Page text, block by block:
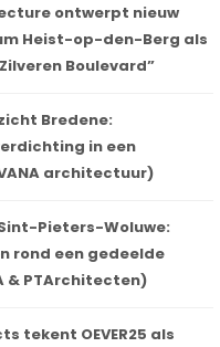
ontwerpt nieuw
Heist-op-den-Berg als
Boulevard”
Bredene:
in een
architectuur)
Pieters-Woluwe:
rond een gedeelde
& PTArchitecten)
tekent OEVER25 als